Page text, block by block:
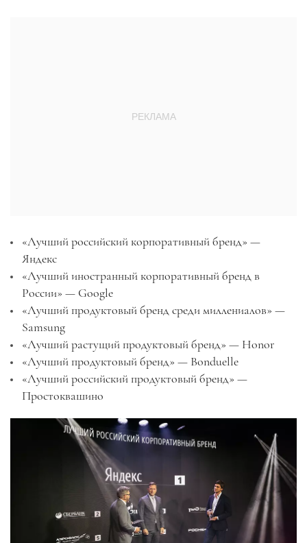
«Лучший российский корпоративный бренд» —
Яндекс
«Лучший иностранный корпоративный бренд в
России» — Google
«Лучший продуктовый бренд среди миллениалов» —
Samsung
«Лучший растущий продуктовый бренд» — Honor
«Лучший продуктовый бренд» — Bonduelle
«Лучший российский продуктовый бренд» —
Простоквашино